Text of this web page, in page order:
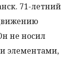
71-летний
не носил
элементами,